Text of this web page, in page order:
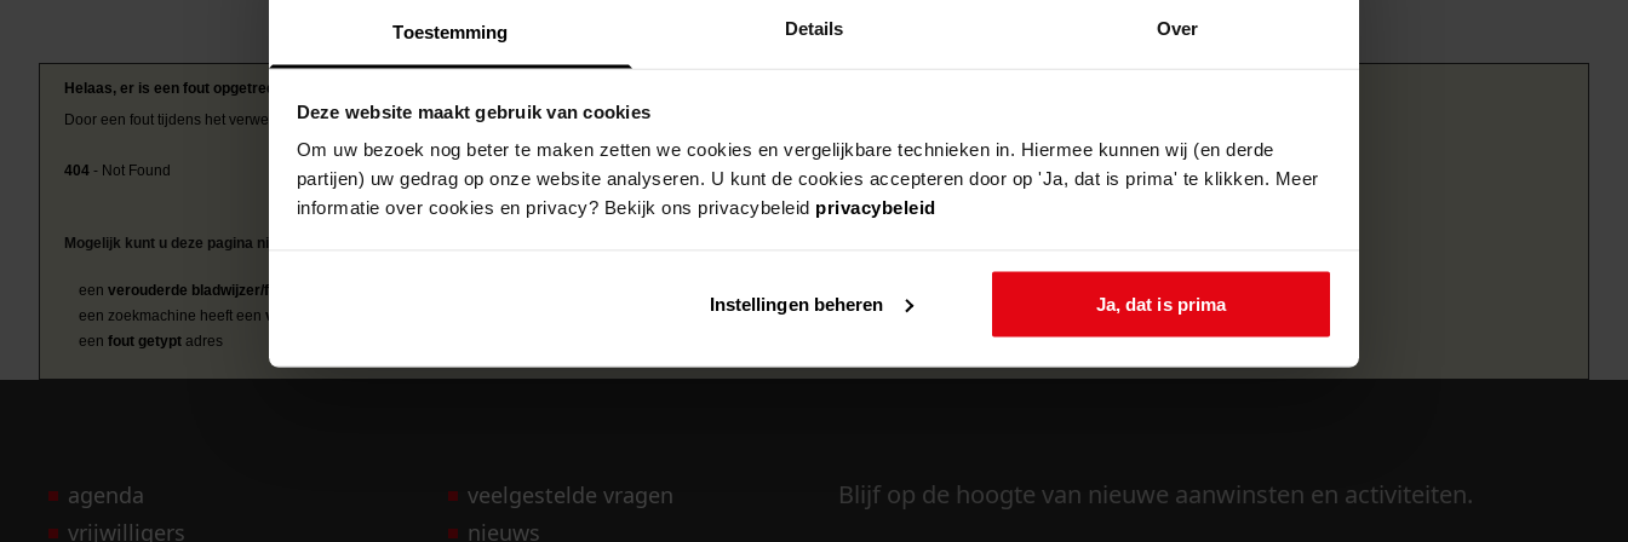
Toestemming Details Over
Deze website maakt gebruik van cookies
Om uw bezoek nog beter te maken zetten we cookies en vergelijkbare technieken in. Hiermee kunnen wij (en derde
partijen) uw gedrag op onze website analyseren. U kunt de cookies accepteren door op 'Ja, dat is prima' te klikken. Meer
informatie over cookies en privacy? Bekijk ons privacybeleid privacybeleid
Instellingen beheren Ja, dat is prima
Helaas, er is een fout opgetreden
Door een fout tijdens het verwerken van deze pagina is het niet mogelijk om deze pagina te kunnen bekijken.
404 - Not Found
Mogelijk kunt u deze pagina niet bezoeken door:
een verouderde bladwijzer/favoriet
een zoekmachine heeft een verouderde lijst van de website
een fout getypt adres
agenda
vrijwilligers
veelgestelde vragen
nieuws
Blijf op de hoogte van nieuwe aanwinsten en activiteiten.